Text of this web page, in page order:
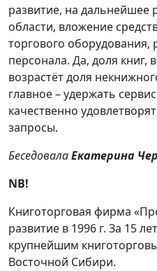
развитие, на дальнейшее
области, вложение
торгового оборудования,
персонала. Да, доля
возрастёт доля
главное – удержать
качественно
запросы.
БеседовалаЕкатерина
NB!
Книготорговая фирма
развитие в 1996 г. За 15
крупнейшим
Восточной Сибири.